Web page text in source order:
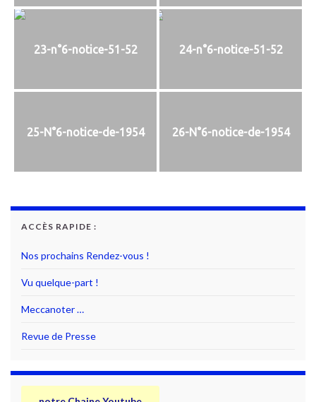
23-n°6-notice-51-52 24-n°6-notice-51-52
25-N°6-notice-de-1954 26-N°6-notice-de-1954
ACCÈS RAPIDE :
Nos prochains Rendez-vous !
Vu quelque-part !
Meccanoter …
Revue de Presse